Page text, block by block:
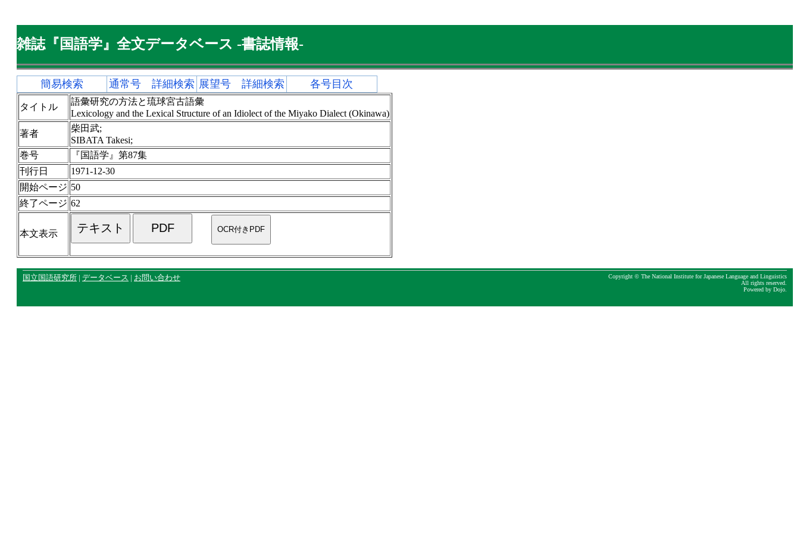
雑誌『国語学』全文データベース -書誌情報-
簡易検索 通常号 詳細検索 展望号 詳細検索 各号目次
タイトル
語彙研究の方法と琉球宮古語彙
Lexicology and the Lexical Structure of an Idiolect of the Miyako Dialect (Okinawa)
著者
柴田武;
SIBATA Takesi;
巻号
『国語学』第87集
刊行日
1971-12-30
開始ページ 50
終了ページ 62
本文表示
国立国語研究所 | データベース | お問い合わせ
Copyright © The National Institute for Japanese Language and Linguistics
All rights reserved.
Powered by Dojo